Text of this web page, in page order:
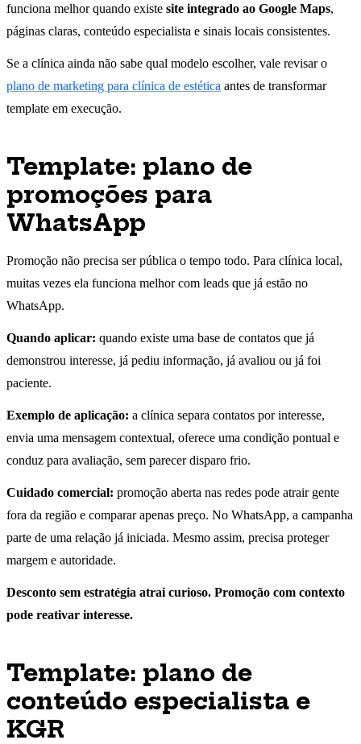
funciona melhor quando existe site integrado ao Google Maps,
páginas claras, conteúdo especialista e sinais locais consistentes.
Se a clínica ainda não sabe qual modelo escolher, vale revisar o
plano de marketing para clínica de estética antes de transformar
template em execução.
Template: plano de
promoções para
WhatsApp
Promoção não precisa ser pública o tempo todo. Para clínica local,
muitas vezes ela funciona melhor com leads que já estão no
WhatsApp.
Quando aplicar: quando existe uma base de contatos que já
demonstrou interesse, já pediu informação, já avaliou ou já foi
paciente.
Exemplo de aplicação: a clínica separa contatos por interesse,
envia uma mensagem contextual, oferece uma condição pontual e
conduz para avaliação, sem parecer disparo frio.
Cuidado comercial: promoção aberta nas redes pode atrair gente
fora da região e comparar apenas preço. No WhatsApp, a campanha
parte de uma relação já iniciada. Mesmo assim, precisa proteger
margem e autoridade.
Desconto sem estratégia atrai curioso. Promoção com contexto
pode reativar interesse.
Template: plano de
conteúdo especialista e
KGR